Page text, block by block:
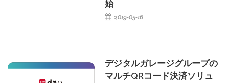
始
2019-05-16
デジタルガレージグループの
マルチQRコード決済ソリュ